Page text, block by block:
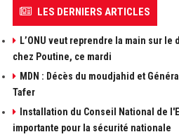
LES DERNIERS ARTICLES
L’ONU veut reprendre la main sur
chez Poutine, ce mardi
MDN : Décès du moudjahid et
Tafer
Installation du Conseil National de
importante pour la sécurité nationale